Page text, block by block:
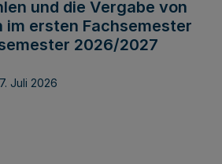
und die Vergabe von
im ersten Fachsemester
2026/2027
Juli 2026